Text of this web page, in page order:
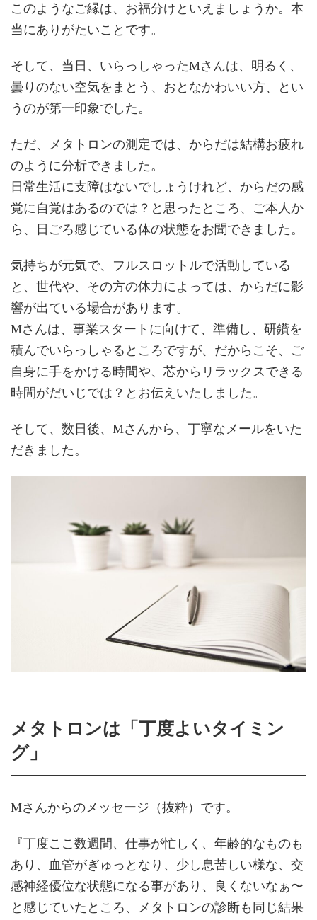
このようなご縁は、お福分けといえましょうか。本
当にありがたいことです。
そして、当日、いらっしゃったMさんは、 明るく、
曇りのない空気をまとう、おとなかわいい方、とい
うのが第一印象でした。
ただ、メタトロンの測定では、からだは結構お疲れ
のように分析できました。
日常生活に支障はないでしょうけれど、からだの感
覚に自覚はあるのでは？と思ったところ、ご本人か
ら、日ごろ感じている体の状態をお聞できました。
気持ちが元気で、フルスロットルで活動している
と、世代や、その方の体力によっては、からだに影
響が出ている場合があります。
Mさんは、事業スタートに向けて、準備し、研鑽を
積んでいらっしゃるところですが、だからこそ、ご
自身に手をかける時間や、芯からリラックスできる
時間がだいじでは？とお伝えいたしました。
そして、数日後、Mさんから、丁寧なメールをいた
だきました。
メタトロンは「丁度よいタイミン
グ」
Mさんからのメッセージ（抜粋）です。
『丁度ここ数週間、仕事が忙しく、年齢的なものも
あり、血管がぎゅっとなり、少し息苦しい様な、交
感神経優位な状態になる事があり、良くないなぁ〜
と感じていたところ、メタトロンの診断も同じ結果